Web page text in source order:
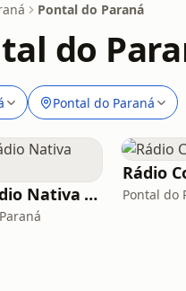
Pontal do Paraná
do
Pontal do Paraná
Web Rádio Nativa Litoral Pontal do